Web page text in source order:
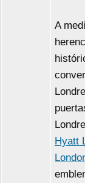
A
Hyatt